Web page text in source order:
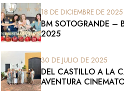
18 DE DICIEMBRE DE 2025
BM SOTOGRANDE –
2025
30 DE JULIO DE 2025
DEL CASTILLO A LA
AVENTURA